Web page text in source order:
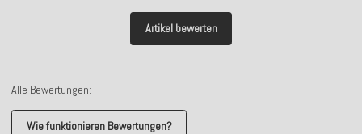
Artikel bewerten
Alle Bewertungen:
Wie funktionieren Bewertungen?